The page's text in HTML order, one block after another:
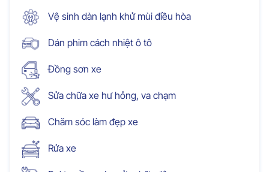
Vệ sinh dàn lạnh khử mùi điều hòa
Dán phim cách nhiệt ô tô
Đồng sơn xe
Sửa chữa xe hư hỏng, va chạm
Chăm sóc làm đẹp xe
Rửa xe